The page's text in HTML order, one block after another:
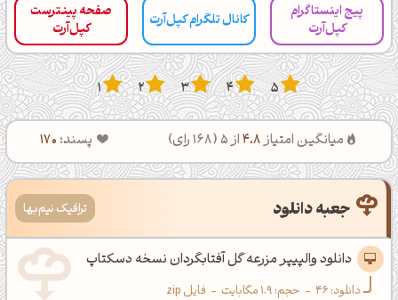
پیج اینستاگرام
کپل‌آرت
کانال تلگرام کپل‌آرت
صفحه پینترست
کپل‌آرت
5
4
3
2
1
میانگین امتیاز4.8از 5 ( 168رای) پسند: 170
جعبه دانلود ترافیک نیم‌بها
دانلود والپیپر مزرعه گل آفتابگردان نسخه دسکتاپ
دانلود:46
- حجم: 1.9 مگابایت - فایل zip